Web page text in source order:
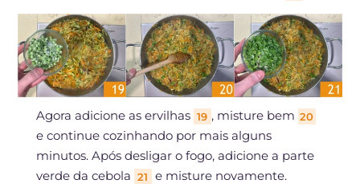
Agora adicione as ervilhas 19 , misture bem 20
e continue cozinhando por mais alguns
minutos. Após desligar o fogo, adicione a parte
verde da cebola 21 e misture novamente.